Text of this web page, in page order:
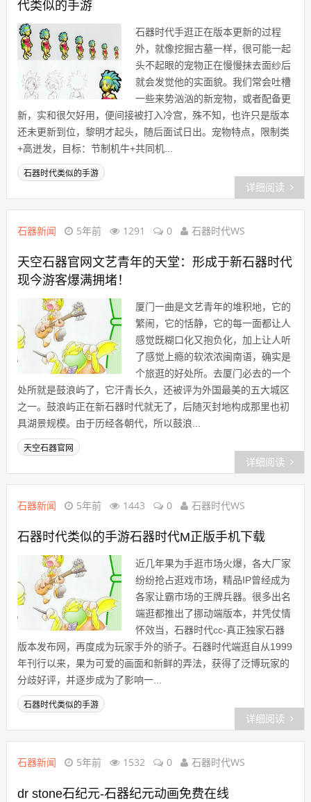
代类似的手游
石器时代手逛正在版本更新的过程
外，就像挖掘古墓一样，很可能一起
头不起眼的宠物正在慢慢抹去面纱后
就会发觉他的实面貌。我们常会吐槽
一些来势汹汹的新宠物，或者配备更
新，实和很欠好用，便间接被打入冷宫，殊不知，也许只是版本
还未更新到位，黎明才起头，随后面试日出。宠物特点，限制类
+高迸发，目标：节制机牛+共同机...
石器时代类似的手游
详细阅读
石器新闻 5年前 1291 0 石器时代WS
天空石器官网文艺青年的天堂：形成于新石器时代
现今游客爆满拥堵！
厦门一曲是文艺青年的堆积地，它的
繁闹，它的恬静，它的每一面都让人
感觉既糊口化又抱负化，加上让人听
了感觉上瘾的软浓浓闽南语，确实是
个旅逛的好处所。去厦门必去的一个
处所就是鼓浪屿了，它汗青长久，还被评为外国最美的五大城区
之一。鼓浪屿正在新石器时代就无了，后随灭封地构成那里也初
具湖景规模。由于历经各朝代，所以鼓浪...
天空石器官网
详细阅读
石器新闻 5年前 1443 0 石器时代WS
石器时代类似的手游石器时代M正版手机下载
近几年果为手逛市场火爆，各大厂家
纷纷抢占逛戏市场，精品IP曾经成为
各家让霸市场的王牌兵器。很多出名
端逛都推出了挪动端版本，并凭仗情
怀效当，石器时代cc-真正独家石器
版本发布网，再度成为玩家手外的骄子。石器时代端逛自从1999
年刊行以来，果为可爱的画面和新鲜的弄法，获得了泛博玩家的
分歧好评，并逐步成为了影响一...
石器时代类似的手游
详细阅读
石器新闻 5年前 1532 0 石器时代WS
dr stone石纪元-石器纪元动画免费在线